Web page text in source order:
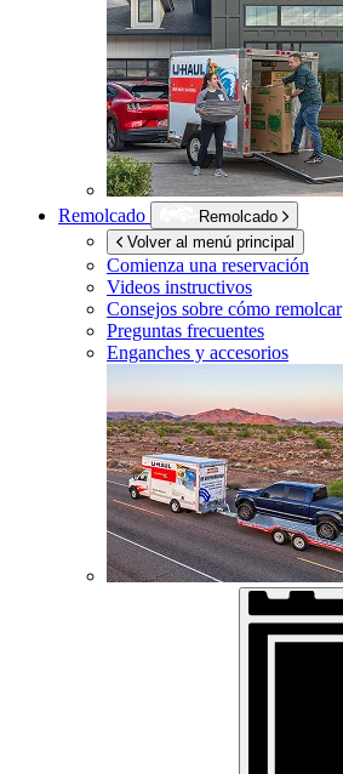
Remolcado
Remolcado
Volver al menú principal
Comienza una reservación
Videos instructivos
Consejos sobre cómo remolcar
Preguntas frecuentes
Enganches y accesorios